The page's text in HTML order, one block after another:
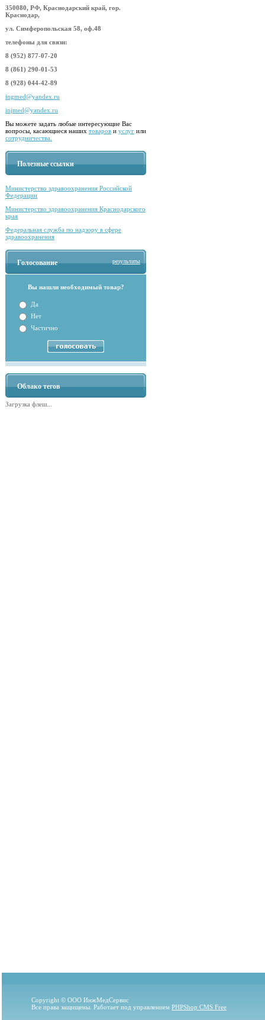
350080, РФ, Краснодарский край, гор.
Краснодар,
ул. Симферопольская 58, оф.48
телефоны для связи:
8 (952) 877-07-20
8 (861) 290-01-53
8 (928) 044-42-89
ingmed@yandex.ru
injmed@yandex.ru
Вы можете задать любые интересующие Вас
вопросы, касающиеся наших товаров и услуг или
сотрудничества.
Полезные ссылки
Министерство здравоохранения Российской
Федерации
Министерство здравоохранения Краснодарского
края
Федеральная служба по надзору в сфере
здравоохранения
Голосование результаты
Вы нашли необходимый товар?
Да
Нет
Частично
Облако тегов
Загрузка флеш...
Copyright © ООО ИнжМедСервис
Все права защищены. Работает под управлением PHPShop CMS Free